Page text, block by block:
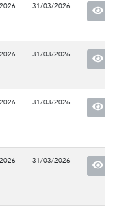
31/03/2026
31/03/2026
31/03/2026
31/03/2026